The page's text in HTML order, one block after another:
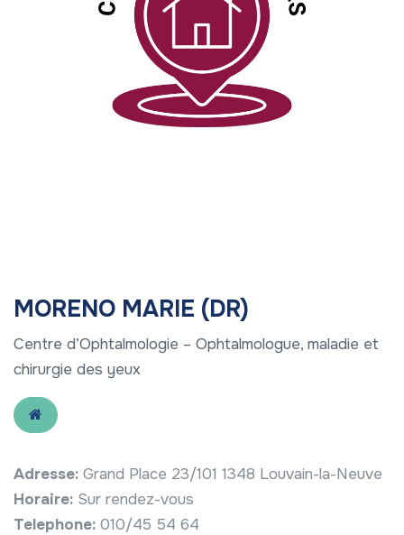
MORENO MARIE (DR)
Centre d’Ophtalmologie – Ophtalmologue, maladie et
chirurgie des yeux
Adresse: Grand Place 23/101 1348 Louvain-la-Neuve
Horaire: Sur rendez-vous
Telephone: 010/45 54 64